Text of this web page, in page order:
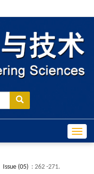
Issue (05) : 262 -271.